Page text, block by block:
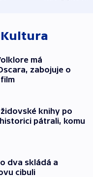
Kultura
má
zabojuje o
knihy po
pátrali, komu
dva skládá a
cibuli